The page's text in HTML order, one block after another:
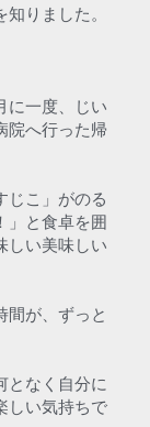
りました。
に一度、じい
院へ行った帰
じこ」がのる
」と食卓を囲
しい美味しい
間が、ずっと
となく自分に
しい気持ちで